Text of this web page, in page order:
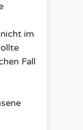
im
Fall